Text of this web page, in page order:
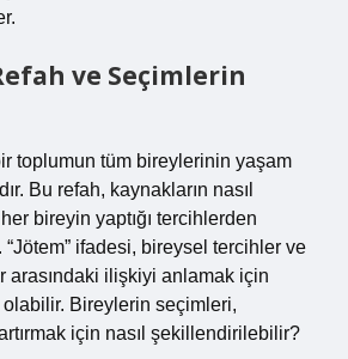
ve Seçimlerin
toplumun tüm bireylerinin yaşam
Bu refah, kaynakların nasıl
her bireyin yaptığı tercihlerden
ifadesi, bireysel tercihler ve
arasındaki ilişkiyi anlamak için
Bireylerin seçimleri,
için nasıl şekillendirilebilir?